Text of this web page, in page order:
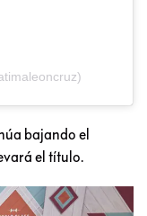
bajando el
el título.